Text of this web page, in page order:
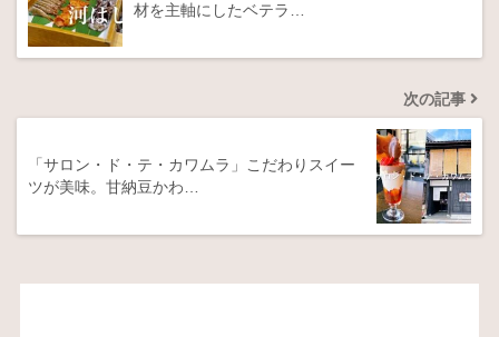
材を主軸にしたベテラ…
次の記事
「サロン・ド・テ・カワムラ」こだわりスイー
ツが美味。甘納豆かわ…